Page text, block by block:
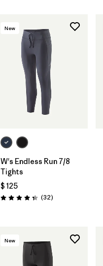
New
W's Endless Run 7/8
Tights
$ 125
Valoración: 4.3 / 5
(32Comentarios
)
New